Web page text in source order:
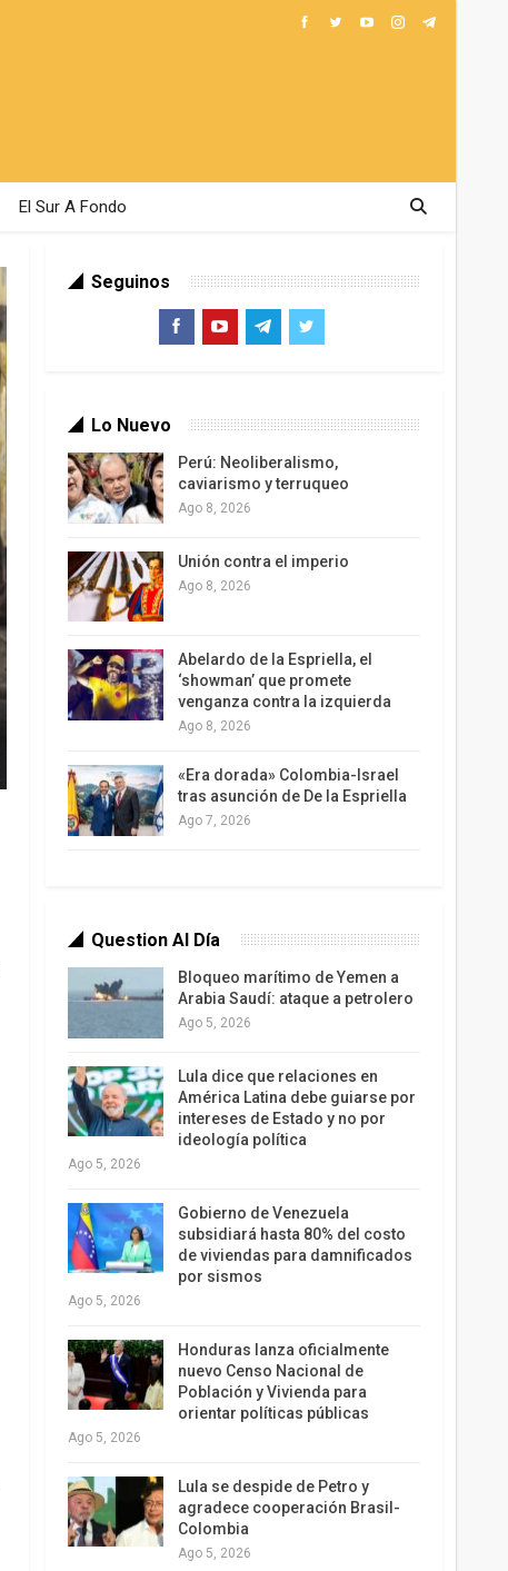
El Sur A Fondo
Seguinos
Lo Nuevo
Perú: Neoliberalismo,
caviarismo y terruqueo
Ago 8, 2026
Unión contra el imperio
Ago 8, 2026
Abelardo de la Espriella, el
‘showman’ que promete
venganza contra la izquierda
Ago 8, 2026
«Era dorada» Colombia-Israel
tras asunción de De la Espriella
Ago 7, 2026
Question Al Día
Bloqueo marítimo de Yemen a
Arabia Saudí: ataque a petrolero
Ago 5, 2026
Lula dice que relaciones en
América Latina debe guiarse por
intereses de Estado y no por
ideología política
Ago 5, 2026
Gobierno de Venezuela
subsidiará hasta 80% del costo
de viviendas para damnificados
por sismos
Ago 5, 2026
Honduras lanza oficialmente
nuevo Censo Nacional de
Población y Vivienda para
orientar políticas públicas
Ago 5, 2026
Lula se despide de Petro y
agradece cooperación Brasil-
Colombia
Ago 5, 2026